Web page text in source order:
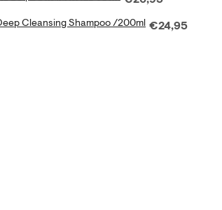
Deep Cleansing Shampoo /200ml for bundle
Cleansing Shampoo /200ml Price
€24,95